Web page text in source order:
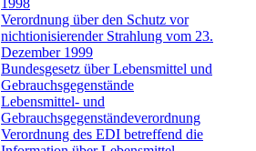
1998
Verordnung über den Schutz vor
nichtionisierender Strahlung vom 23.
Dezember 1999
Bundesgesetz über Lebensmittel und
Gebrauchsgegenstände
Lebensmittel- und
Gebrauchsgegenständeverordnung
Verordnung des EDI betreffend die